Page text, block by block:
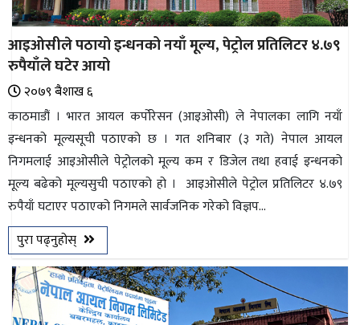
आइओसीले पठायो इन्धनको नयाँ मूल्य, पेट्रोल प्रतिलिटर ४.७९
रुपैयाँले घटेर आयो
२०७९ ब‌ैशाख ६
काठमाडौं । भारत आयल कर्पोरेसन (आइओसी) ले नेपालका लागि नयाँ
इन्धनको मूल्यसूची पठाएको छ । गत शनिबार (३ गते) नेपाल आयल
निगमलाई आइओसीले पेट्रोलको मूल्य कम र डिजेल तथा हवाई इन्धनको
मूल्य बढेको मूल्यसुची पठाएको हो । आइओसीले पेट्रोल प्रतिलिटर ४.७९
रुपैयाँ घटाएर पठाएको निगमले सार्वजनिक गरेको विज्ञप...
पुरा पढ्नुहोस्